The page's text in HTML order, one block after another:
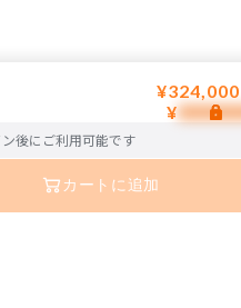
¥
後にご利用可能です
カートに追加